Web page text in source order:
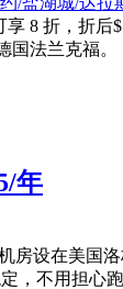
8 折，折
德国法兰克
年
房设在美国
，不用担